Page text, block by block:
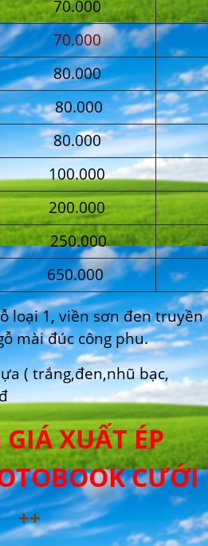
70.000
70.000
80.000
80.000
80.000
100.000
200.000
250.000
650.000
loại 1, viền sơn đen truyền
mài đúc công phu.
( trắng,đen,nhũ bạc,
XUẤT ÉP
CƯỚI
++